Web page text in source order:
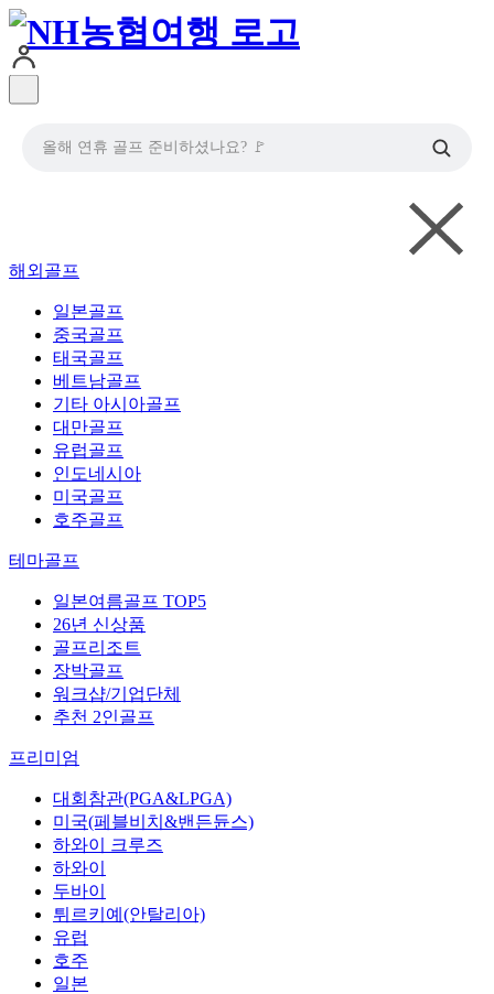
올해 연휴 골프 준비하셨나요? 🚩
해외골프
일본골프
중국골프
태국골프
베트남골프
기타 아시아골프
대만골프
유럽골프
인도네시아
미국골프
호주골프
테마골프
일본여름골프 TOP5
26년 신상품
골프리조트
장박골프
워크샵/기업단체
추천 2인골프
프리미엄
대회참관(PGA&LPGA)
미국(페블비치&밴든듄스)
하와이 크루즈
하와이
두바이
튀르키예(안탈리아)
유럽
호주
일본